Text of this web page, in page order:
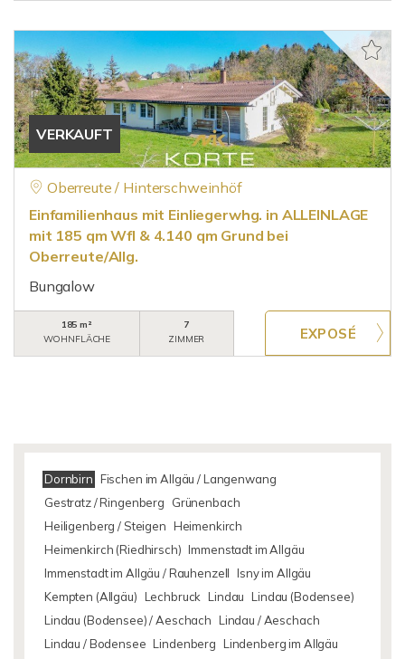
VERKAUFT
Oberreute / Hinterschweinhöf
Einfamilienhaus mit Einliegerwhg. in ALLEINLAGE
mit 185 qm Wfl & 4.140 qm Grund bei
Oberreute/Allg.
Bungalow
185 m²
WOHNFLÄCHE
7
ZIMMER
Dornbirn Fischen im Allgäu / Langenwang
Gestratz / Ringenberg
Grünenbach
Heiligenberg / Steigen Heimenkirch
Heimenkirch (Riedhirsch) Immenstadt im Allgäu
Immenstadt im Allgäu / Rauhenzell Isny im Allgäu
Kempten (Allgäu) Lechbruck Lindau Lindau (Bodensee)
Lindau (Bodensee) / Aeschach Lindau / Aeschach
Lindau / Bodensee Lindenberg Lindenberg im Allgäu